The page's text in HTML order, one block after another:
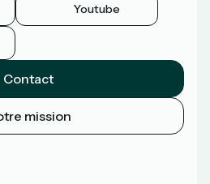
Youtube
Contact
mission